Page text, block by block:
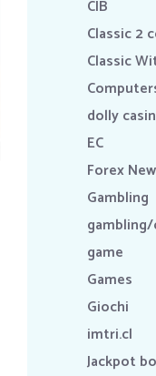
CIB
Classic 2
Classic
dolly
EC
Forex
Gambling
game
Games
Giochi
imtri.cl
Jackpot